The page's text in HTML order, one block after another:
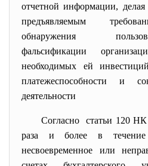
отчетной информации, делая
предъявляемым
обнаружения
фальсификации
необходимых ей
платежеспособности и
деятельности
Согласно статьи 120
раза и более в течение
несвоевременное или